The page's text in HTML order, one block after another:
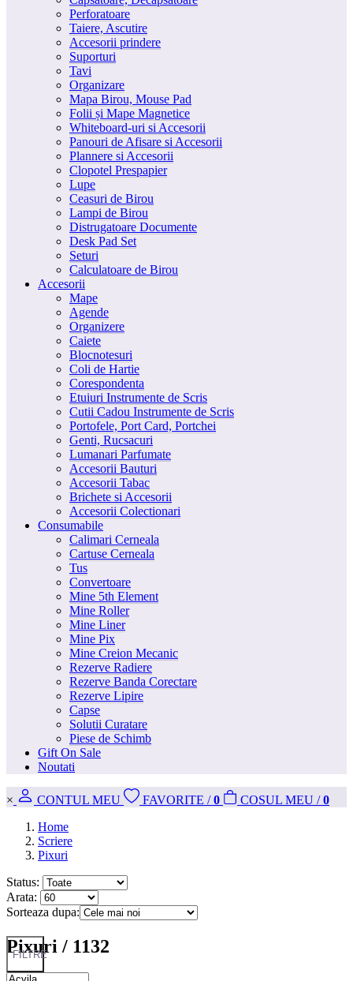
Perforatoare
Taiere, Ascutire
Accesorii prindere
Suporturi
Tavi
Organizare
Mapa Birou, Mouse Pad
Folii și Mape Magnetice
Whiteboard-uri si Accesorii
Panouri de Afisare si Accesorii
Plannere si Accesorii
Clopotel Prespapier
Lupe
Ceasuri de Birou
Lampi de Birou
Distrugatoare Documente
Desk Pad Set
Seturi
Calculatoare de Birou
Accesorii
Mape
Agende
Organizere
Caiete
Blocnotesuri
Coli de Hartie
Corespondenta
Etuiuri Instrumente de Scris
Cutii Cadou Instrumente de Scris
Portofele, Port Card, Portchei
Genti, Rucsacuri
Lumanari Parfumate
Accesorii Bauturi
Accesorii Tabac
Brichete si Accesorii
Accesorii Colectionari
Consumabile
Calimari Cerneala
Cartuse Cerneala
Tus
Convertoare
Mine 5th Element
Mine Roller
Mine Liner
Mine Pix
Mine Creion Mecanic
Rezerve Radiere
Rezerve Banda Corectare
Rezerve Lipire
Capse
Solutii Curatare
Piese de Schimb
Gift On Sale
Noutati
× CONTUL MEU FAVORITE / 0 COSUL MEU / 0
Home
Scriere
Pixuri
Status:
Arata:
Sorteaza dupa:
FILTRE
Pixuri / 1132